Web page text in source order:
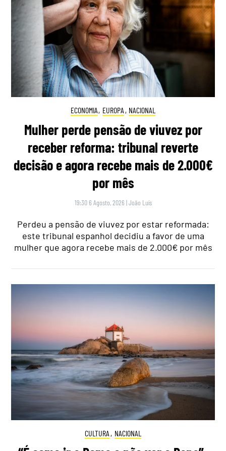
ECONOMIA, EUROPA , NACIONAL
Mulher perde pensão de viuvez por
receber reforma: tribunal reverte
decisão e agora recebe mais de 2.000€
por mês
19:30 6 Agosto, 2026 |João Luís
Perdeu a pensão de viuvez por estar reformada:
este tribunal espanhol decidiu a favor de uma
mulher que agora recebe mais de 2.000€ por mês
CULTURA , NACIONAL